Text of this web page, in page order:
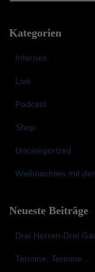
e
Kategorien
Internes
Live
Podcast
Shop
Uncategorized
Weihnachten mit
Neueste Beiträge
Drei Herren-Drei
Termine, Termine…